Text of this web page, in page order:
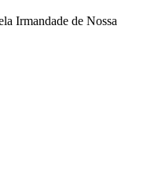
Irmandade de Nossa